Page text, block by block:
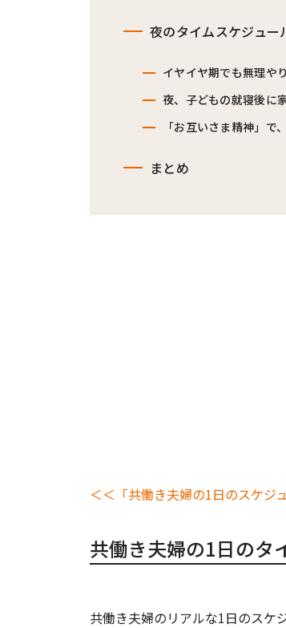
夜のタイムスケジュー
イヤイヤ期でも無理や
夜、子どもの就寝後に
「お互いさま精神」で
まとめ
＜＜「共働き夫婦の1日のスケジ
共働き夫婦の1日のタ
共働き夫婦のリアルな1日のスケ